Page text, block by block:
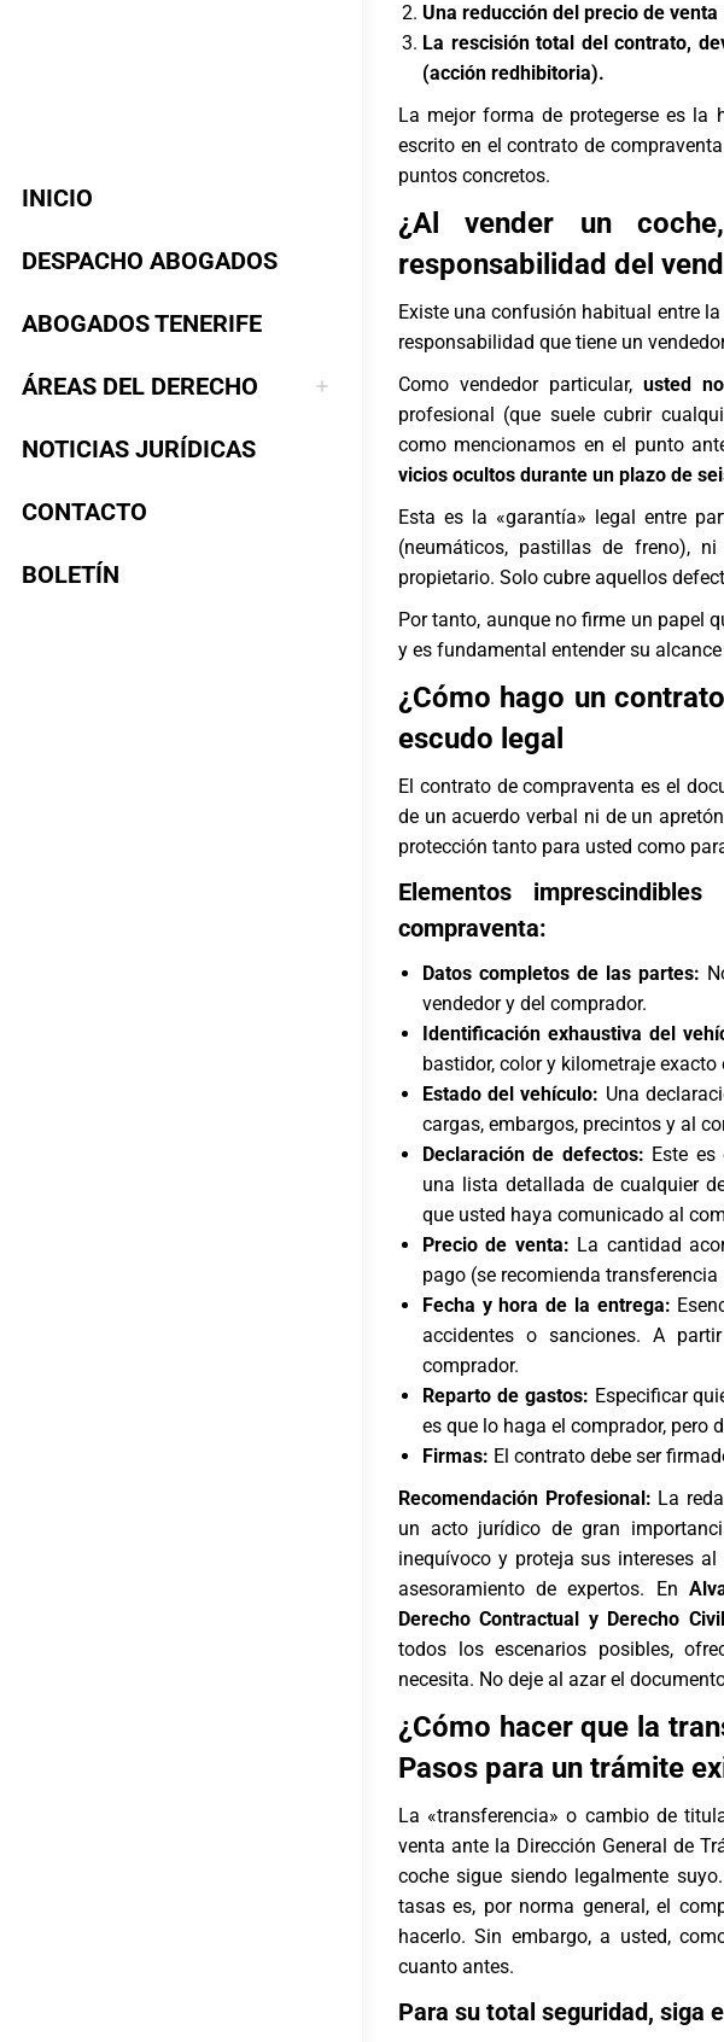
INICIO
DESPACHO ABOGADOS
ABOGADOS TENERIFE
ÁREAS DEL DERECHO
NOTICIAS JURÍDICAS
CONTACTO
BOLETÍN
Una reducción del precio de venta
La rescisión total del contrato,
(acción redhibitoria).
La mejor forma de protegerse es la
escrito en el contrato de
puntos concretos.
¿Al vender un
responsabilidad del
Existe una confusión habitual entre
responsabilidad que tiene un
Como vendedor particular,usted
profesional (que suele cubrir
como mencionamos en el punto
vicios ocultos durante un plazo de
Esta es la «garantía» legal entre
(neumáticos, pastillas de freno),
propietario. Solo cubre aquellos
Por tanto, aunque no firme un papel
y es fundamental entender su
¿Cómo hago un
escudo legal
El contrato de compraventa es el
de un acuerdo verbal ni de un
protección tanto para usted como
Elementos
compraventa:
Datos completos de las partes:
vendedor y del comprador.
Identificación exhaustiva del
bastidor, color y kilometraje
Estado del vehículo: Una
cargas, embargos, precintos y al
Declaración de defectos: Este
una lista detallada de cualquier
que usted haya comunicado al
Precio de venta: La cantidad
pago (se recomienda
Fecha y hora de la entrega:
accidentes o sanciones. A
comprador.
Reparto de gastos: Especificar
es que lo haga el comprador, pero
Firmas: El contrato debe ser
Recomendación Profesional: La
un acto jurídico de gran
inequívoco y proteja sus intereses
asesoramiento de expertos. En
Derecho Contractual y Derecho Civil
todos los escenarios posibles,
necesita. No deje al azar el
¿Cómo hacer que la
Pasos para un trámite
La «transferencia» o cambio de
venta ante la Dirección General de
coche sigue siendo legalmente
tasas es, por norma general, el
hacerlo. Sin embargo, a usted,
cuanto antes.
Para su total seguridad, siga